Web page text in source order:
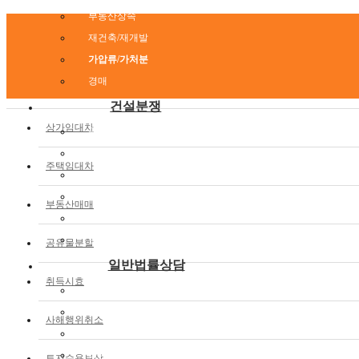
부동산상속
재건축/재개발
가압류/가처분
경매
건설분쟁
공사대금청구
보전처분
일반법률상담
이혼소송
상가임대차
주택임대차
부동산매매
공유물분할
취득시효
사해행위취소